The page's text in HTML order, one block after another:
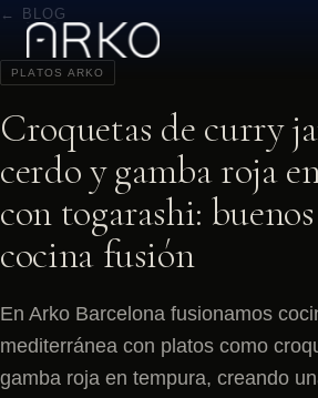
← BLOG
PLATOS ARKO
Croquetas de curry
cerdo y gamba roja
con togarashi:
cocina fusión
En Arko Barcelona fusionamos
mediterránea con platos como
gamba roja en tempura, creando